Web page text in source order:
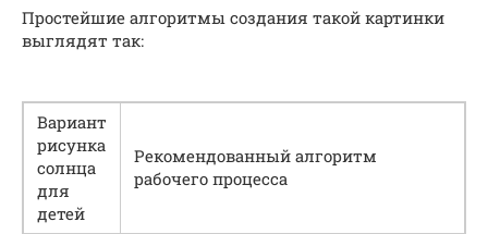
Простейшие алгоритмы создания такой картинки
выглядят так:
Вариант
рисунка
солнца
для
детей
Рекомендованный алгоритм
рабочего процесса